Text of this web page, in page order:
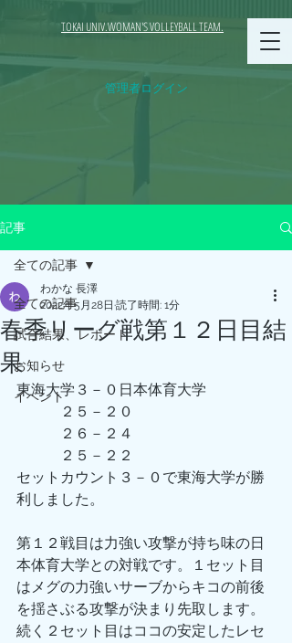
TOKAI UNIV.WOMAN'S VOLLEYBALL TEAM.
管理者ログイン
記事
全ての記事
試合結果、レポート
お知らせ
イベント
全ての記事
春季リーグ戦第１２日目結
果
わかな 長澤
2022年5月28日 読了時間: 1分
東海大学３－０日本体育大学
２５－２０
２６－２４
２５－２２
セットカウント３－０で東海大学が勝
利しました。
第１２戦目は力強い攻撃が持ち味の日
本体育大学との対戦です。１セット目
はメグの力強いサーブからキコの前後
を揺さぶる攻撃が決まり先取します。
続く２セット目はココの安定したレセ